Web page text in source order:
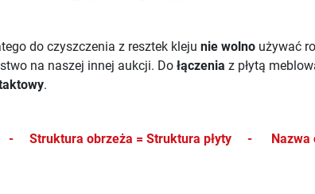
do czyszczenia z resztek kleju nie wolno używać
na naszej innej aukcji. Do łączenia z płytą
.
- Struktura obrzeża = Struktura płyty - Nazwa